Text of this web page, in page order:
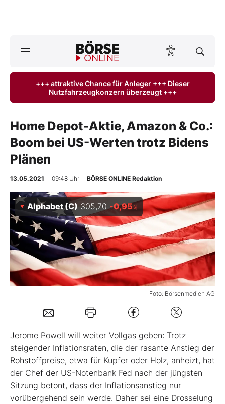
Anlageprodukte
Finanz-Check
Abo & Shop
Experten
Mein B:O
Mein Konto
Folgen Sie uns
+++ attraktive Chance für Anleger +++ Dieser
Nutzfahrzeugkonzern überzeugt +++
Home Depot-Aktie, Amazon & Co.:
Boom bei US-Werten trotz Bidens
Plänen
13.05.2021 · 09:48 Uhr · BÖRSE ONLINE Redaktion
Foto: Börsenmedien AG
Alphabet (C) 305,70 -0,95%
Jerome Powell will weiter Vollgas geben: Trotz
steigender Inflationsraten, die der rasante Anstieg der
Rohstoffpreise, etwa für Kupfer oder Holz, anheizt, hat
der Chef der US-Notenbank Fed nach der jüngsten
Sitzung betont, dass der Inflationsanstieg nur
vorübergehend sein werde. Daher sei eine Drosselung